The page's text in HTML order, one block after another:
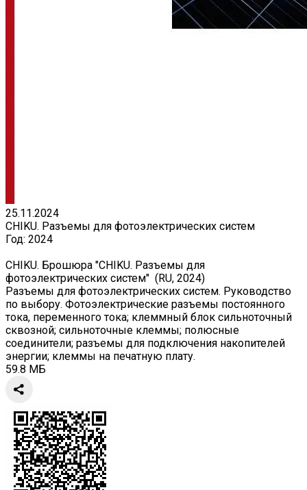
25.11.2024
CHIKU. Разъемы для фотоэлектрических систем
Год: 2024
CHIKU. Брошюра "CHIKU. Разъемы для
фотоэлектрических систем" (RU, 2024)
Разъемы для фотоэлектрических систем. Руководство
по выбору. Фотоэлектрические разъемы постоянного
тока, переменного тока; клеммный блок сильноточный
сквозной; сильноточные клеммы; полюсные
соединители; разъемы для подключения накопителей
энергии; клеммы на печатную плату.
59.8 МБ